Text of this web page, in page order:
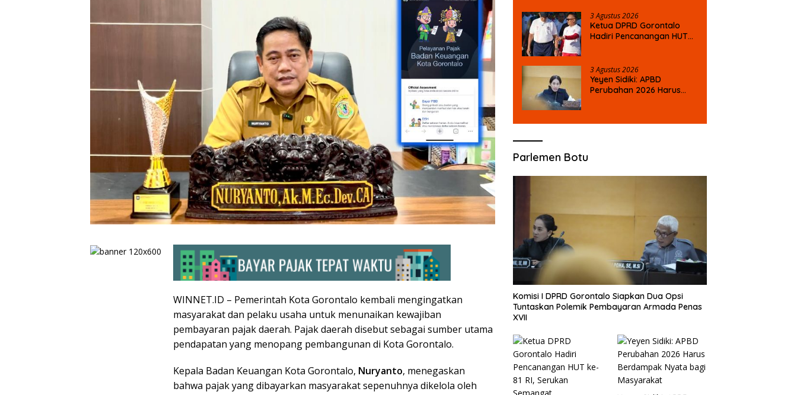
WINNET.ID – Pemerintah Kota Gorontalo kembali mengingatkan
masyarakat dan pelaku usaha untuk menunaikan kewajiban
pembayaran pajak daerah. Pajak daerah disebut sebagai sumber utama
pendapatan yang menopang pembangunan di Kota Gorontalo.
Kepala Badan Keuangan Kota Gorontalo, Nuryanto, menegaskan
bahwa pajak yang dibayarkan masyarakat sepenuhnya dikelola oleh
3 Agustus 2026
Ketua DPRD Gorontalo
Hadiri Pencanangan HUT
dan Gotong Royong di
Danau Perintis
3 Agustus 2026
Yeyen Sidiki: APBD
Perubahan 2026 Harus
Parlemen Botu
Komisi I DPRD Gorontalo Siapkan Dua Opsi
Tuntaskan Polemik Pembayaran Armada Penas
XVII